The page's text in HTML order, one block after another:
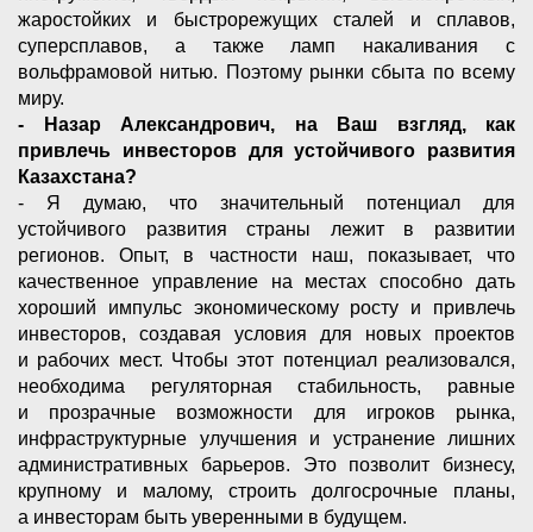
жаростойких и быстрорежущих сталей и сплавов,
суперсплавов, а также ламп накаливания с
вольфрамовой нитью. Поэтому рынки сбыта по всему
миру.
- Назар Александрович, на Ваш взгляд, как
привлечь инвесторов для устойчивого развития
Казахстана?
- Я думаю, что значительный потенциал для
устойчивого развития страны лежит в развитии
регионов. Опыт, в частности наш, показывает, что
качественное управление на местах способно дать
хороший импульс экономическому росту и привлечь
инвесторов, создавая условия для новых проектов
и рабочих мест. Чтобы этот потенциал реализовался,
необходима регуляторная стабильность, равные
и прозрачные возможности для игроков рынка,
инфраструктурные улучшения и устранение лишних
административных барьеров. Это позволит бизнесу,
крупному и малому, строить долгосрочные планы,
а инвесторам быть уверенными в будущем.